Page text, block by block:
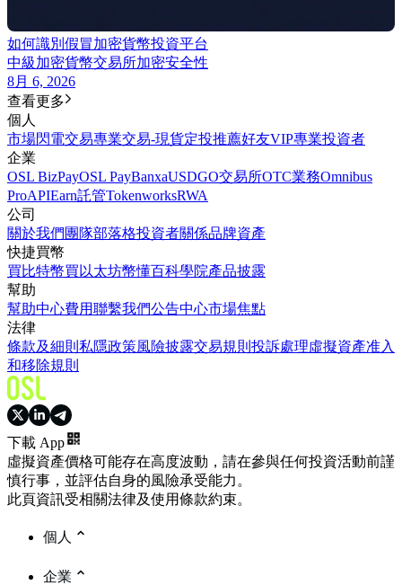
如何識別假冒加密貨幣投資平台
中級加密貨幣交易所加密安全性
8月 6, 2026
查看更多
個人
市場閃電交易專業交易-現貨定投推薦好友VIP專業投資者
企業
OSL BizPayOSL PayBanxaUSDGO交易所OTC業務Omnibus
ProAPIEarn託管TokenworksRWA
公司
關於我們 團隊部落格投資者關係品牌資產
快捷買幣
買比特幣買以太坊幣懂百科學院產品披露
幫助
幫助中心費用聯繫我們公告中心市場焦點
法律
條款及細則 私隱政策風險披露交易規則 投訴處理虛擬資產准入
和移除規則
下載 App
虛擬資產價格可能存在高度波動，請在參與任何投資活動前謹
慎行事，並評估自身的風險承受能力。
此頁資訊受相關法律及使用條款約束。
個人
企業